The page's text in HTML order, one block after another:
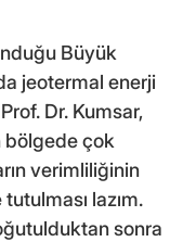
Büyük
jeotermal enerji
Dr. Kumsar,
bölgede çok
verimliliğinin
lazım.
sonra